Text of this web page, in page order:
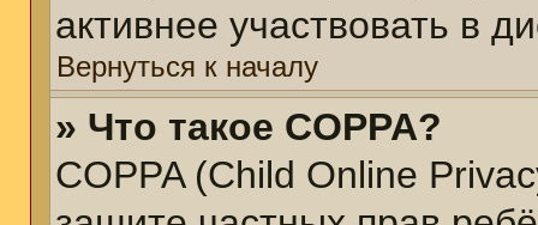
активнее участвовать в
Вернуться к началу
» Что такое COPPA?
COPPA (Child Online